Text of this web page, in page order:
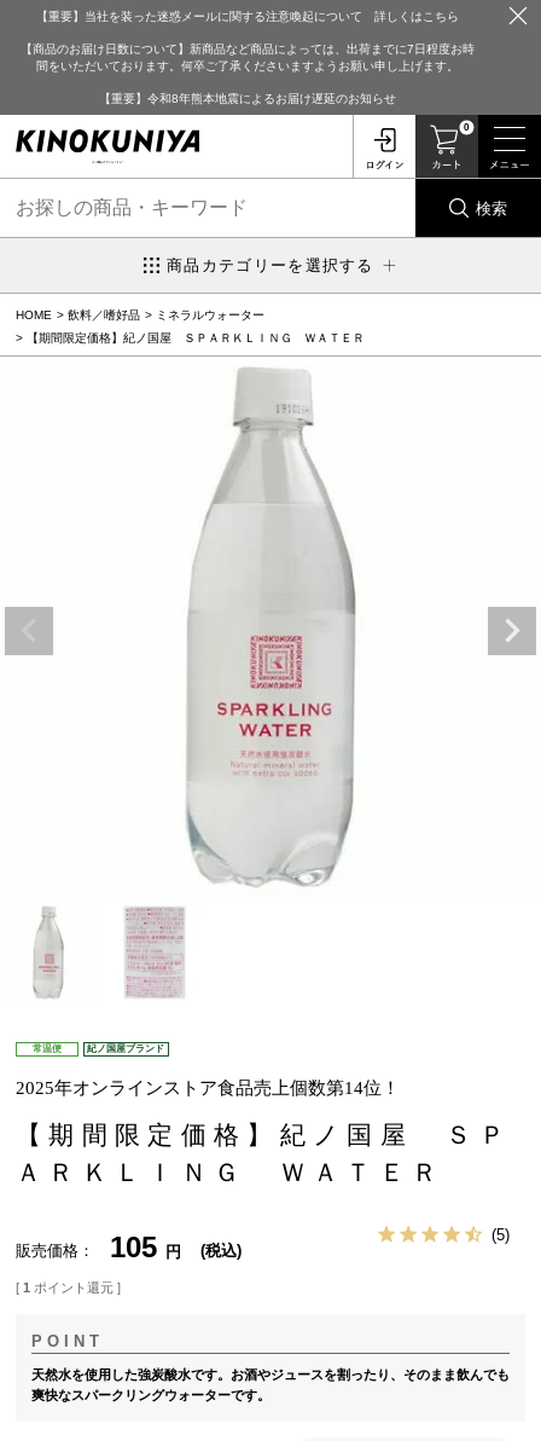
【重要】当社を装った迷惑メールに関する注意喚起について 詳しくはこちら
【商品のお届け日数について】新商品など商品によっては、出荷までに7日程度お時
間をいただいております。何卒ご了承くださいますようお願い申し上げます。
【重要】令和8年熊本地震によるお届け遅延のお知らせ
0
検索
商品カテゴリーを選択する
HOME 飲料／嗜好品
ミネラルウォーター
【期間限定価格】紀ノ国屋 ＳＰＡＲＫＬＩＮＧ ＷＡＴＥＲ
常温便 紀ノ国屋ブランド
2025年オンラインストア食品売上個数第14位！
【期間限定価格】紀ノ国屋 ＳＰ
ＡＲＫＬＩＮＧ ＷＡＴＥＲ
販売価格 105 税込
5
[ 1 ポイント還元 ]
天然水を使用した強炭酸水です。お酒やジュースを割ったり、そのまま飲んでも
爽快なスパークリングウォーターです。